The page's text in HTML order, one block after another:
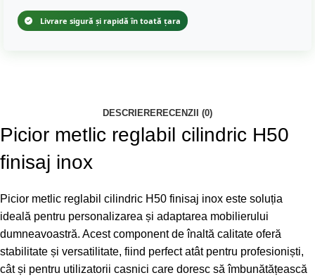
Livrare sigură și rapidă în toată țara
DESCRIERERECENZII (0)
Picior metlic reglabil cilindric H50
finisaj inox
Picior metlic reglabil cilindric H50 finisaj inox este soluția
ideală pentru personalizarea și adaptarea mobilierului
dumneavoastră. Acest component de înaltă calitate oferă
stabilitate și versatilitate, fiind perfect atât pentru profesioniști,
cât și pentru utilizatorii casnici care doresc să îmbunătățească